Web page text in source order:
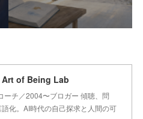
Art of Being Lab
ーチ／2004〜ブロガー 傾聴、問
化。AI時代の自己探求と人間の可